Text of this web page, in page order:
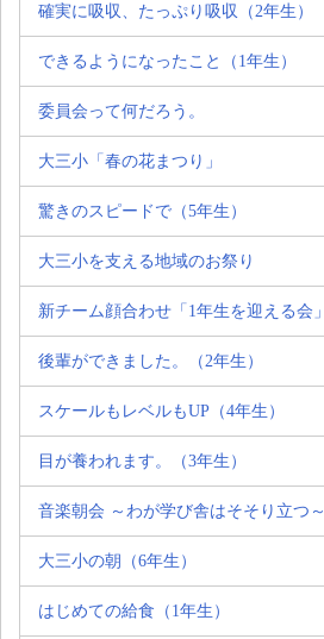
確実に吸収、たっぷり吸収（2年生）
できるようになったこと（1年生）
委員会って何だろう。
大三小「春の花まつり」
驚きのスピードで（5年生）
大三小を支える地域のお祭り
新チーム顔合わせ「1年生を迎える会」
後輩ができました。（2年生）
スケールもレベルもUP（4年生）
目が養われます。（3年生）
音楽朝会 ～わが学び舎はそそり立つ～
大三小の朝（6年生）
はじめての給食（1年生）